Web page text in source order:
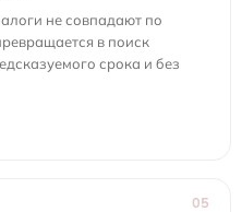
не совпадают по
в поиск
срока и без
05